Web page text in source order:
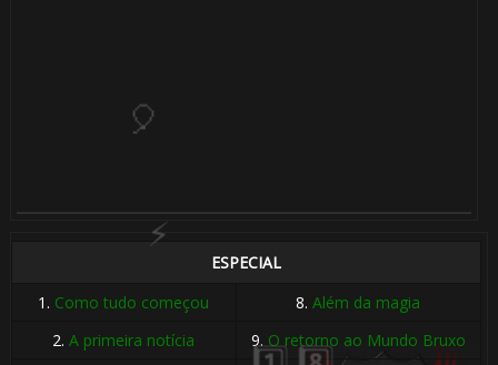
ESPECIAL
1. Como tudo começou 8.Além da magia
2.A primeira notícia 9. O retorno ao Mundo Bruxo